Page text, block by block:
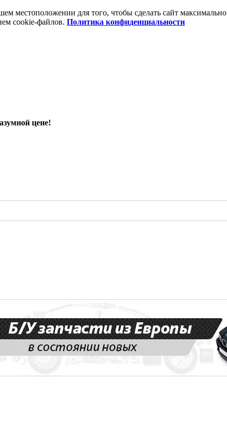
местоположении для того, чтобы сделать сайт
cookie-файлов. Политика конфиденциальности
цене!